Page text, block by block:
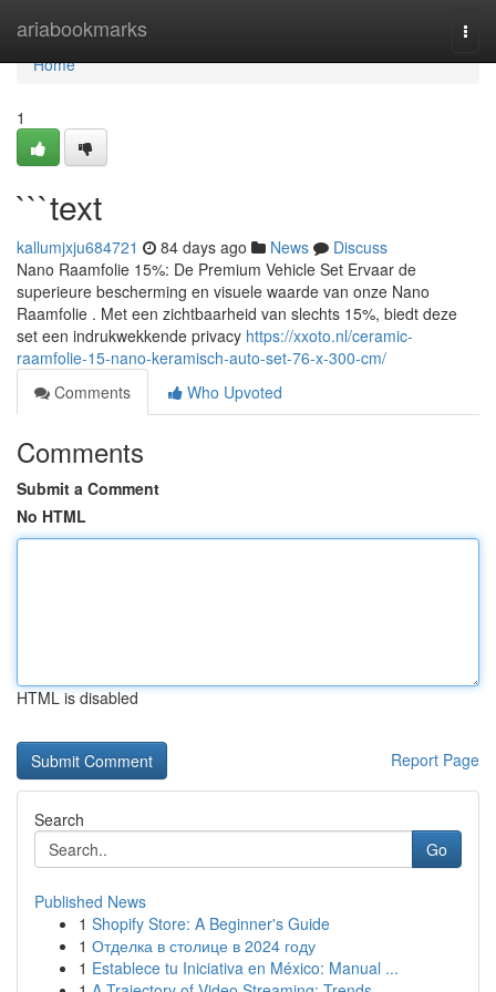
ariabookmarks
Home
Home
1
```text
kallumjxju684721 84 days ago News
Discuss
Nano Raamfolie 15%: De Premium Vehicle Set Ervaar de
superieure bescherming en visuele waarde van onze Nano
Raamfolie . Met een zichtbaarheid van slechts 15%, biedt deze
set een indrukwekkende privacy https://xxoto.nl/ceramic-
raamfolie-15-nano-keramisch-auto-set-76-x-300-cm/
Comments
Who Upvoted
Comments
Submit a Comment
No HTML
HTML is disabled
Report Page
Search
Go
Published News
1 Shopify Store: A Beginner's Guide
1 Отделка в столице в 2024 году
1 Establece tu Iniciativa en México: Manual ...